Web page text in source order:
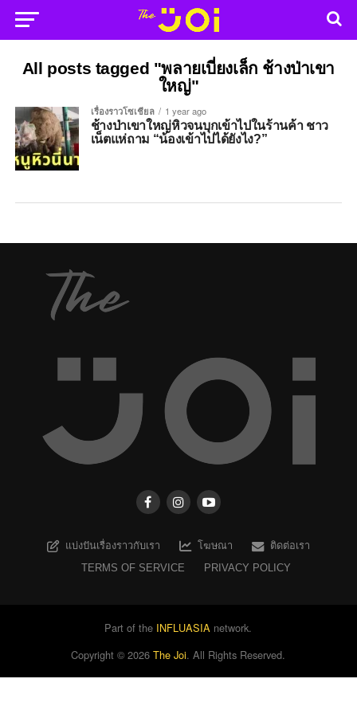
All posts tagged "พลายเบี่ยงเล็ก ช้างป่าเขา
ใหญ่"
เรื่องราวโซเชียล 1 year ago
ช้างป่าเขาใหญ่หิวจนบุกเข้าไปในร้านค้า ชาว
เน็ตแห่ถาม “น้องเข้าไปได้ยังไง?”
แบ่งปันเรื่องราวกับเรา โฆษณา
ติดต่อเรา
TERMS OF SERVICE
PRIVACY POLICY
Part of the INFLUASIA network.
Copyright ©2026 The Joi. All Rights Reserved.